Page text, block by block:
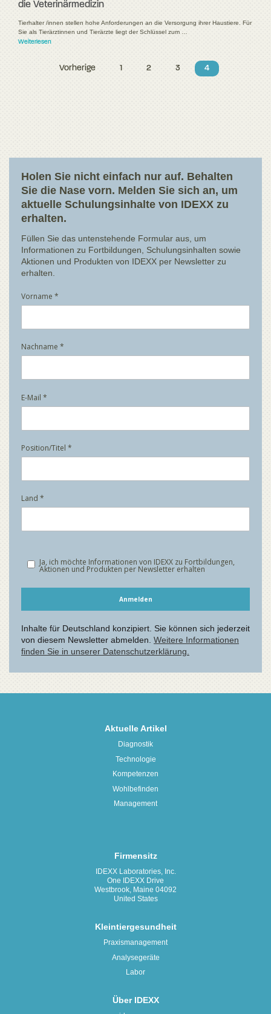
die Veterinärmedizin
Tierhalter /innen stellen hohe Anforderungen an die Versorgung ihrer Haustiere. Für
Sie als Tierärztinnen und Tierärzte liegt der Schlüssel zum …
Weiterlesen
Vorherige 1 2 3 4
Holen Sie nicht einfach nur auf. Behalten
Sie die Nase vorn. Melden Sie sich an, um
aktuelle Schulungsinhalte von IDEXX zu
erhalten.
Aktuelle Artikel
Diagnostik
Technologie
Kompetenzen
Wohlbefinden
Management
Firmensitz
IDEXX Laboratories, Inc.
One IDEXX Drive
Westbrook, Maine 04092
United States
Kleintiergesundheit
Praxismanagement
Analysegeräte
Labor
Über IDEXX